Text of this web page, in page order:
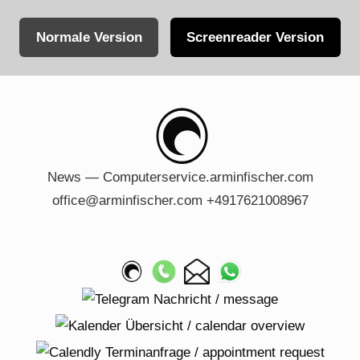
Normale Version Screenreader Version
News — Computerservice.arminfischer.com
office@arminfischer.com +4917621008967